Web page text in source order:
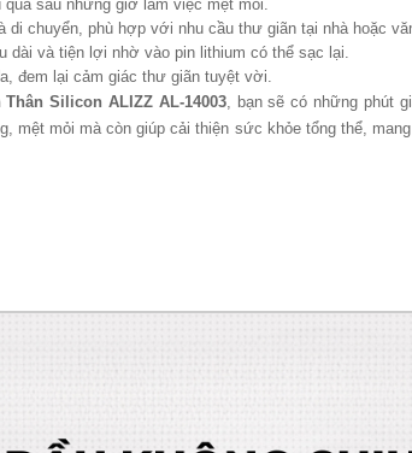
sau những giờ làm việc mệt mỏi.
di chuyển, phù hợp với nhu cầu thư giãn tại nhà hoặc
dài và tiện lợi nhờ vào pin lithium có thể sạc lại.
đem lại cảm giác thư giãn tuyệt vời.
Thân Silicon ALIZZ AL-14003, bạn sẽ có những phút
mệt mỏi mà còn giúp cải thiện sức khỏe tổng thể,